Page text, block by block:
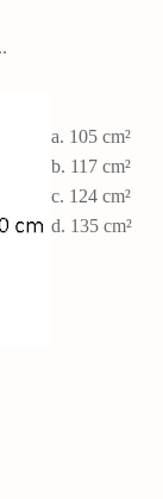
a. 105 cm²
b. 117 cm²
c. 124 cm²
d. 135 cm²